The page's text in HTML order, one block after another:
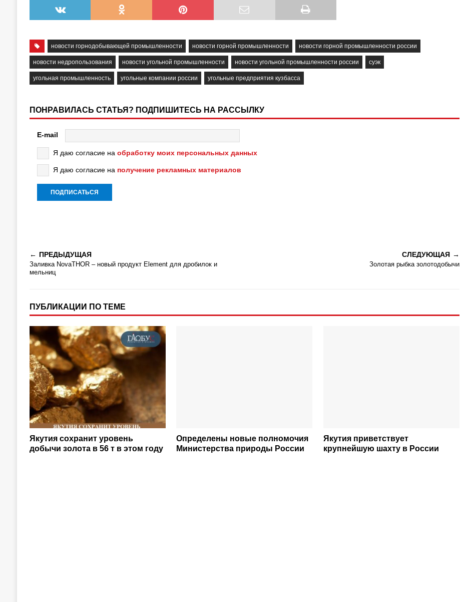
новости горнодобывающей промышленности новости горной промышленности новости горной промышленности россии
новости недропользования новости угольной промышленности новости угольной промышленности россии суэк
угольная промышленность угольные компании россии угольные предприятия кузбасса
ПОНРАВИЛАСЬ СТАТЬЯ? ПОДПИШИТЕСЬ НА РАССЫЛКУ
E-mail
Я даю согласие на обработку моих персональных данных
Я даю согласие на получение рекламных материалов
ПРЕДЫДУЩАЯ
Заливка NovaTHOR – новый продукт Element для дробилок и
мельниц
СЛЕДУЮЩАЯ
Золотая рыбка золотодобычи
ПУБЛИКАЦИИ ПО ТЕМЕ
Якутия сохранит уровень
добычи золота в 56 т в этом году
Определены новые полномочия
Министерства природы России
Якутия приветствует
крупнейшую шахту в России